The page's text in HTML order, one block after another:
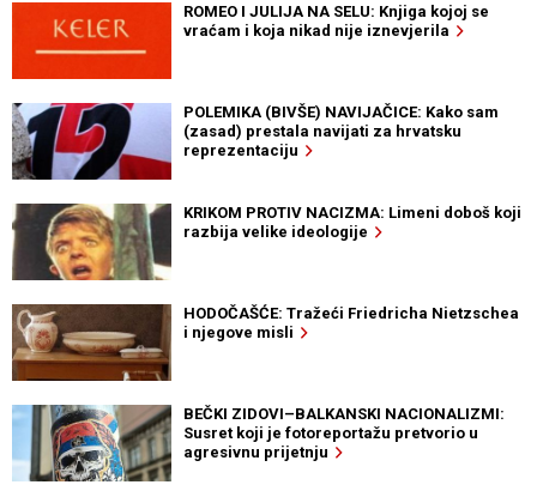
ROMEO I JULIJA NA SELU: Knjiga kojoj se
vraćam i koja nikad nije iznevjerila
POLEMIKA (BIVŠE) NAVIJAČICE: Kako sam
(zasad) prestala navijati za hrvatsku
reprezentaciju
KRIKOM PROTIV NACIZMA: Limeni doboš koji
razbija velike ideologije
HODOČAŠĆE: Tražeći Friedricha Nietzschea
i njegove misli
BEČKI ZIDOVI–BALKANSKI NACIONALIZMI:
Susret koji je fotoreportažu pretvorio u
agresivnu prijetnju